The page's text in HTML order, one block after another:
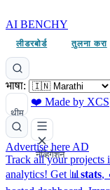
AI BENCHY
लीडरबोर्ड तुलना करा
भाषा:
थीम
❤️ Made by XCS
नेव्हिगेशन
Advertise here AD
Track all your projects
analytics! Get 📊 stats,